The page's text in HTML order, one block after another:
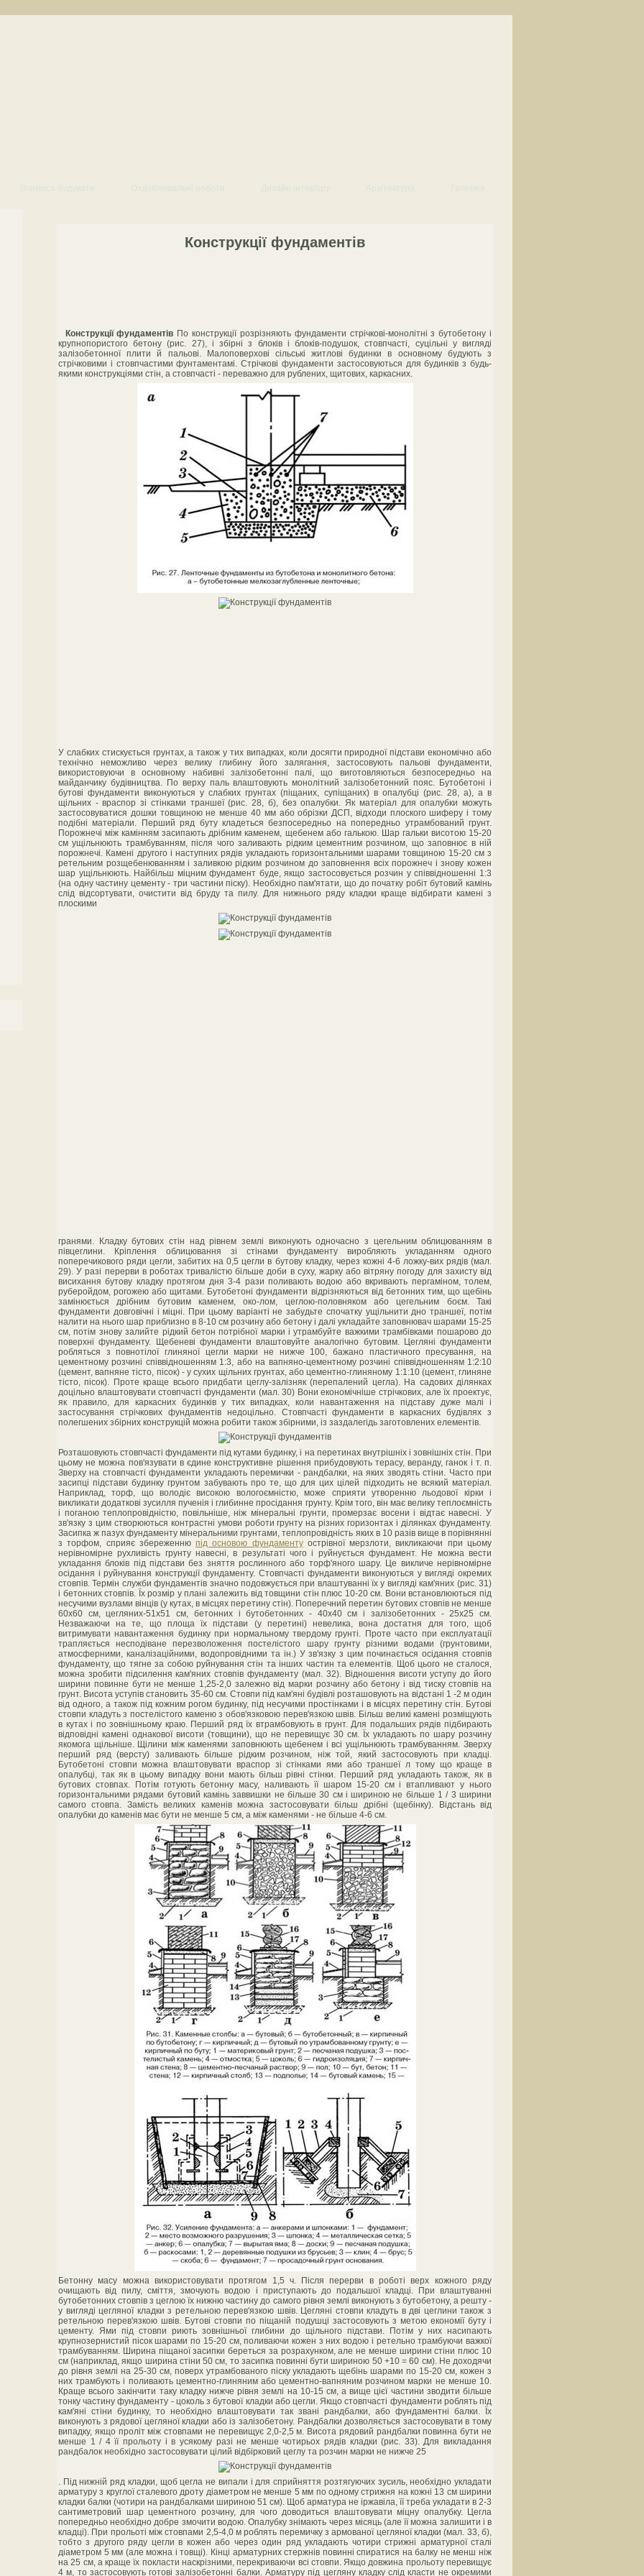
Конструкції фундаментів
Конструкції фундаментів По конструкції розрізняють фундаменти стрічкові-монолітні з бутобетону і
крупнопористого бетону (рис. 27), і збірні з блоків і блоків-подушок, стовпчасті, суцільні у вигляді
залізобетонної плити й пальові. Малоповерхові сільські житлові будинки в основному будують з
стрічковими і стовпчастими фунтаментамі. Стрічкові фундаменти застосовуються для будинків з будь-
якими конструкціями стін, а стовпчасті - переважно для рублених, щитових, каркасних.
У слабких стискується грунтах, а також у тих випадках, коли досягти природної підстави економічно або
технічно неможливо через велику глибину його залягання, застосовують пальові фундаменти,
використовуючи в основному набивні залізобетонні палі, що виготовляються безпосередньо на
майданчику будівництва. По верху паль влаштовують монолітний залізобетонний пояс. Бутобетоні і
бутові фундаменти виконуються у слабких грунтах (піщаних, супіщаних) в опалубці (рис. 28, а), а в
щільних - враспор зі стінками траншеї (рис. 28, б), без опалубки. Як матеріал для опалубки можуть
застосовуватися дошки товщиною не менше 40 мм або обрізки ДСП, відходи плоского шиферу і тому
подібні матеріали. Перший ряд буту кладеться безпосередньо на попередньо утрамбований грунт.
Порожнечі між камінням засипають дрібним каменем, щебенем або галькою. Шар гальки висотою 15-20
см ущільнюють трамбуванням, після чого заливають рідким цементним розчином, що заповнює в ній
порожнечі. Камені другого і наступних рядів укладають горизонтальними шарами товщиною 15-20 см з
ретельним розщебенюванням і заливкою рідким розчином до заповнення всіх порожнеч і знову кожен
шар ущільнюють. Найбільш міцним фундамент буде, якщо застосовується розчин у співвідношенні 1:3
(на одну частину цементу - три частини піску). Необхідно пам'ятати, що до початку робіт бутовий камінь
слід відсортувати, очистити від бруду та пилу. Для нижнього ряду кладки краще відбирати камені з
плоскими
гранями. Кладку бутових стін над рівнем землі виконують одночасно з цегельним облицюванням в
півцеглини. Кріплення облицювання зі стінами фундаменту виробляють укладанням одного
поперечикового ряди цегли, забитих на 0,5 цегли в бутову кладку, через кожні 4-6 ложку-вих рядів (мал.
29). У разі перерви в роботах тривалістю більше доби в суху, жарку або вітряну погоду для захисту від
висихання бутову кладку протягом дня 3-4 рази поливають водою або вкривають пергаміном, толем,
руберойдом, рогожею або щитами. Бутобетоні фундаменти відрізняються від бетонних тим, що щебінь
замінюється дрібним бутовим каменем, око-лом, цеглою-половняком або цегельним боєм. Такі
фундаменти довговічні і міцні. При цьому варіанті не забудьте спочатку ущільнити дно траншеї, потім
налити на нього шар приблизно в 8-10 см розчину або бетону і далі укладайте заповнювач шарами 15-25
см, потім знову залийте рідкий бетон потрібної марки і утрамбуйте важкими трамбівками пошарово до
поверхні фундаменту. Щебеневі фундаменти влаштовуйте аналогічно бутовим. Цегляні фундаменти
робляться з повнотілої глиняної цегли марки не нижче 100, бажано пластичного пресування, на
цементному розчині співвідношенням 1:3, або на вапняно-цементному розчині співвідношенням 1:2:10
(цемент, вапняне тісто, пісок) - у сухих щільних грунтах, або цементно-глиняному 1:1:10 (цемент, глиняне
тісто, пісок). Проте краще всього придбати цеглу-залізняк (перепалений цегла). На садових ділянках
доцільно влаштовувати стовпчасті фундаменти (мал. 30) Вони економічніше стрічкових, але їх проектує,
як правило, для каркасних будинків у тих випадках, коли навантаження на підставу дуже малі і
застосування стрічкових фундаментів недоцільно. Стовпчасті фундаменти в каркасних будівлях з
полегшених збірних конструкцій можна робити також збірними, із заздалегідь заготовлених елементів.
Розташовують стовпчасті фундаменти під кутами будинку, і на перетинах внутрішніх і зовнішніх стін. При
цьому не можна пов'язувати в єдине конструктивне рішення прибудовують терасу, веранду, ганок і т. п.
Зверху на стовпчасті фундаменти укладають перемички - рандбалки, на яких зводять стіни. Часто при
засипці підстави будинку грунтом забувають про те, що для цих цілей підходить не всякий матеріал.
Наприклад, торф, що володіє високою вологоємністю, може сприяти утворенню льодової кірки і
викликати додаткові зусилля пученія і глибинне просідання грунту. Крім того, він має велику теплоємність
і поганою теплопровідністю, повільніше, ніж мінеральні грунти, промерзає восени і відтає навесні. У
зв'язку з цим створюються контрастні умови роботи грунту на різних горизонтах і ділянках фундаменту.
Засипка ж пазух фундаменту мінеральними грунтами, теплопровідність яких в 10 разів вище в порівнянні
з торфом, сприяє збереженнюпід основою фундаментуострівної мерзлоти, викликаючи при цьому
нерівномірне рухливість грунту навесні, в результаті чого і руйнується фундамент. Не можна вести
укладання блоків під підстави без зняття рослинного або торф'яного шару. Це викличе нерівномірне
осідання і руйнування конструкції фундаменту. Стовпчасті фундаменти виконуються у вигляді окремих
стовпів. Термін служби фундаментів значно подовжується при влаштуванні їх у вигляді кам'яних (рис. 31)
і бетонних стовпів. Їх розмір у плані залежить від товщини стін плюс 10-20 см. Вони встановлюються під
несучими вузлами вінців (у кутах, в місцях перетину стін). Поперечний перетин бутових стовпів не менше
60х60 см, цегляних-51х51 см, бетонних і бутобетонних - 40х40 см і залізобетонних - 25х25 см.
Незважаючи на те, що площа їх підстави (у перетині) невелика, вона достатня для того, щоб
витримувати навантаження будинку при нормальному твердому грунті. Проте часто при експлуатації
трапляється несподіване перезволоження постелістого шару грунту різними водами (грунтовими,
атмосферними, каналізаційними, водопровідними та ін.) У зв'язку з цим починається осідання стовпів
фундаменту, що тягне за собою руйнування стін та інших частин та елементів. Щоб цього не сталося,
можна зробити підсилення кам'яних стовпів фундаменту (мал. 32). Відношення висоти уступу до його
ширини повинне бути не менше 1,25-2,0 залежно від марки розчину або бетону і від тиску стовпів на
грунт. Висота уступів становить 35-60 см. Стовпи під кам'яні будівлі розташовують на відстані 1 -2 м один
від одного, а також під кожним рогом будинку, під несучими простінками і в місцях перетину стін. Бутові
стовпи кладуть з постелістого каменю з обов'язковою перев'язкою швів. Більш великі камені розміщують
в кутах і по зовнішньому краю. Перший ряд їх втрамбовують в грунт. Для подальших рядів підбирають
відповідні камені однакової висоти (товщини), що не перевищує 30 см. Їх укладають по шару розчину
якомога щільніше. Щілини між каменями заповнюють щебенем і всі ущільнюють трамбуванням. Зверху
перший ряд (версту) заливають більше рідким розчином, ніж той, який застосовують при кладці.
Бутобетоні стовпи можна влаштовувати враспор зі стінками ями або траншеї л тому що краще в
опалубці, так як в цьому випадку вони мають більш рівні стінки. Перший ряд укладають також, як в
бутових стовпах. Потім готують бетонну масу, наливають її шаром 15-20 см і втапливают у нього
горизонтальними рядами бутовий камінь заввишки не більше 30 см і шириною не більше 1 / 3 ширини
самого стовпа. Замість великих каменів можна застосовувати більш дрібні (щебінку). Відстань від
опалубки до каменів має бути не менше 5 см, а між каменями - не більше 4-6 см.
Бетонну масу можна використовувати протягом 1,5 ч. Після перерви в роботі верх кожного ряду
очищають від пилу, сміття, змочують водою і приступають до подальшої кладці. При влаштуванні
бутобетонних стовпів з цеглою їх нижню частину до самого рівня землі виконують з бутобетону, а решту -
у вигляді цегляної кладки з ретельною перев'язкою швів. Цегляні стовпи кладуть в дві цеглини також з
ретельною перев'язкою швів. Бутові стовпи по піщаній подушці застосовують з метою економії буту і
цементу. Ями під стовпи риють зовнішньої глибини до щільного підстави. Потім у них насипають
крупнозернистий пісок шарами по 15-20 см, поливаючи кожен з них водою і ретельно трамбуючи важкої
трамбуванням. Ширина піщаної засипки береться за розрахунком, але не менше ширини стіни плюс 10
см (наприклад, якщо ширина стіни 50 см, то засипка повинні бути шириною 50 +10 = 60 см). Не доходячи
до рівня землі на 25-30 см, поверх утрамбованого піску укладають щебінь шарами по 15-20 см, кожен з
них трамбують і поливають цементно-глиняним або цементно-вапняним розчином марки не менше 10.
Краще всього закінчити таку кладку нижче рівня землі на 10-15 см, а вище цієї частини зводити більше
тонку частину фундаменту - цоколь з бутової кладки або цегли. Якщо стовпчасті фундаменти роблять під
кам'яні стіни будинку, то необхідно влаштовувати так звані рандбалки, або фундаментні балки. Їх
виконують з рядової цегляної кладки або із залізобетону. Рандбалки дозволяється застосовувати в тому
випадку, якщо проліт між стовпами не перевищує 2,0-2,5 м. Висота рядовий рандбалки повинна бути не
менше 1 / 4 її прольоту і в усякому разі не менше чотирьох рядів кладки (рис. 33). Для викладання
рандбалок необхідно застосовувати цілий відбірковий цеглу та розчин марки не нижче 25
. Під нижній ряд кладки, щоб цегла не випали і для сприйняття розтягуючих зусиль, необхідно укладати
арматуру з круглої сталевого дроту діаметром не менше 5 мм по одному стрижня на кожні 13 см ширини
кладки балки (чотири на рандбалками шириною 51 см). Щоб арматура не іржавіла, її треба укладати в 2-3
сантиметровий шар цементного розчину, для чого доводиться влаштовувати міцну опалубку. Цегла
попередньо необхідно добре змочити водою. Опалубку знімають через місяць (але її можна залишити і в
кладці). При прольоті між стовпами 2,5-4,0 м роблять перемичку з армованої цегляної кладки (мал. 33, б),
тобто з другого ряду цегли в кожен або через один ряд укладають чотири стрижні арматурної сталі
діаметром 5 мм (але можна і товщі). Кінці арматурних стержнів повинні спиратися на балку не менш ніж
на 25 см, а краще їх покласти наскрізними, перекриваючи всі стовпи. Якщо довжина прольоту перевищує
4 м, то застосовують готові залізобетонні балки. Арматуру під цегляну кладку слід класти не окремими